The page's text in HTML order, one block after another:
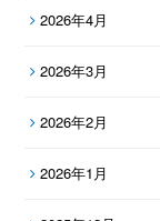
2026年4月
2026年3月
2026年2月
2026年1月